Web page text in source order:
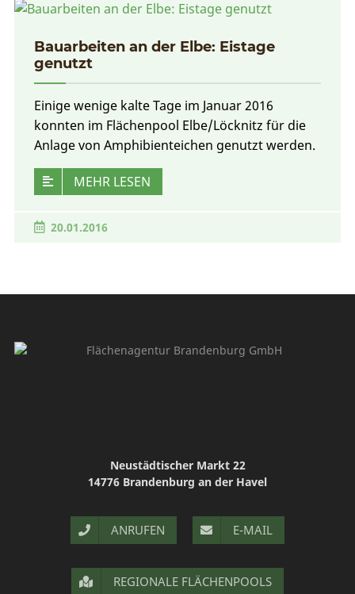
Bauarbeiten an der Elbe: Eistage
genutzt
20.01.2016
Einige wenige kalte Tage im Januar 2016
konnten im Flächenpool Elbe/Löcknitz für die
Anlage von Amphibienteichen genutzt werden.
MEHR LESEN
Neustädtischer Markt 22
14776 Brandenburg an der Havel
ANRUFEN E-MAIL
REGIONALE FLÄCHENPOOLS